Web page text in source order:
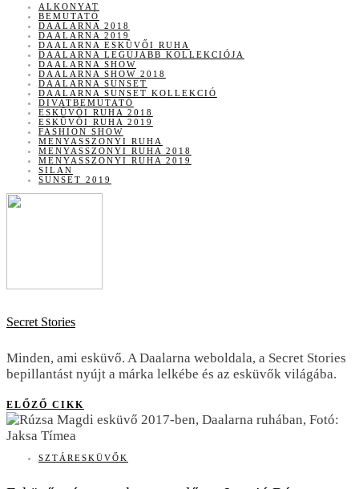
ALKONYAT
BEMUTATÓ
DAALARNA 2018
DAALARNA 2019
DAALARNA ESKÜVŐI RUHA
DAALARNA LEGÚJABB KOLLEKCIÓJA
DAALARNA SHOW
DAALARNA SHOW 2018
DAALARNA SUNSET
DAALARNA SUNSET KOLLEKCIÓ
DIVATBEMUTATÓ
ESKÜVŐI RUHA 2018
ESKÜVŐI RUHA 2019
FASHION SHOW
MENYASSZONYI RUHA
MENYASSZONYI RUHA 2018
MENYASSZONYI RUHA 2019
SILAN
SUNSET 2019
Secret Stories
Minden, ami esküvő. A Daalarna weboldala, a Secret Stories
bepillantást nyújt a márka lelkébe és az esküvők világába.
ELŐZŐ CIKK
SZTÁRESKÜVŐK